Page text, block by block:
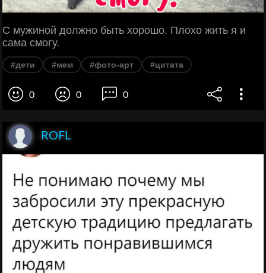
С мужиной должно быть хорошо. Плохо жить я и
сама смогу.
#дети #мем #фото-арт #цитата
0 0 0
ROFL